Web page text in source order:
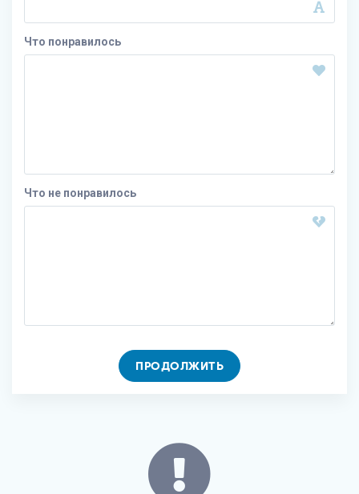
Что понравилось
Что не понравилось
ПРОДОЛЖИТЬ